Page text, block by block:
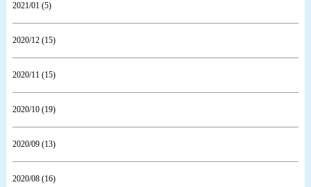
2021/01 (5)
2020/12 (15)
2020/11 (15)
2020/10 (19)
2020/09 (13)
2020/08 (16)